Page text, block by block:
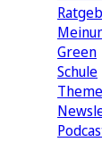
Green
Schule